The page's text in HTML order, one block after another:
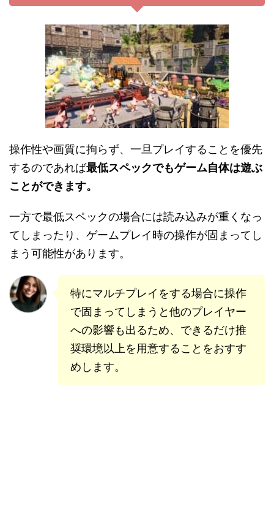
操作性や画質に拘らず、一旦プレイすることを優先
するのであれば最低スペックでもゲーム自体は遊ぶ
ことができます。
一方で最低スペックの場合には読み込みが重くなっ
てしまったり、ゲームプレイ時の操作が固まってし
まう可能性があります。
特にマルチプレイをする場合に操作
で固まってしまうと他のプレイヤー
への影響も出るため、できるだけ推
奨環境以上を用意することをおすす
めします。